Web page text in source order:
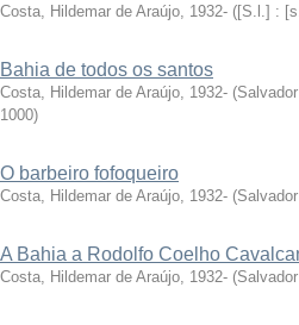
Costa, Hildemar de Araújo, 1932- ([S.l.] :
Bahia de todos os santos
Costa, Hildemar de Araújo, 1932- (
1000)
O barbeiro fofoqueiro
Costa, Hildemar de Araújo, 1932- (
A Bahia a Rodolfo Coelho
Costa, Hildemar de Araújo, 1932- (